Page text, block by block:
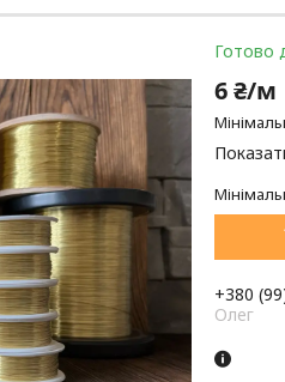
Готово
6 ₴/м
+380
Олег